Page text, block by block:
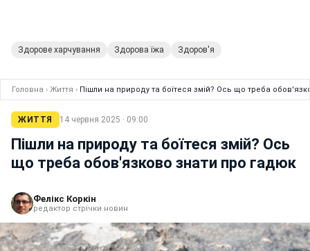
Здорове харчування Здорова їжа Здоров'я
Головна › Життя › Пішли на природу та боїтеся змій? Ось що треба
ЖИТТЯ 14 червня 2025 · 09:00
Пішли на природу та боїтеся змій? Ось
що треба обов'язково знати про гадюк
Фелікс Коркін
редактор стрічки новин